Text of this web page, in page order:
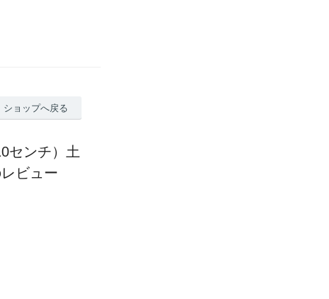
ショップへ戻る
センチ）土
ビュー